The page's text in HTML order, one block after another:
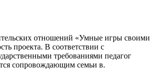
отношений «Умные игры своими
проекта. В соответствии с
требованиями педагог
сопровождающим семьи в.